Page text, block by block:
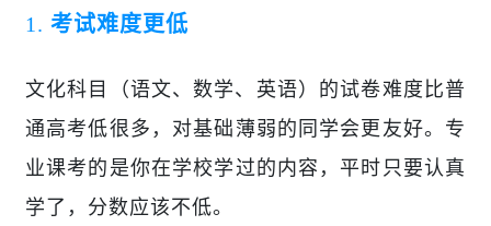
1. 考试难度更低
文化科目（语文、数学、英语）的试卷难度比普
通高考低很多，对基础薄弱的同学会 更友好。专
业课考的是你在学校学过的内容，平时 只要认真
学 了 ， 分数应该不低。